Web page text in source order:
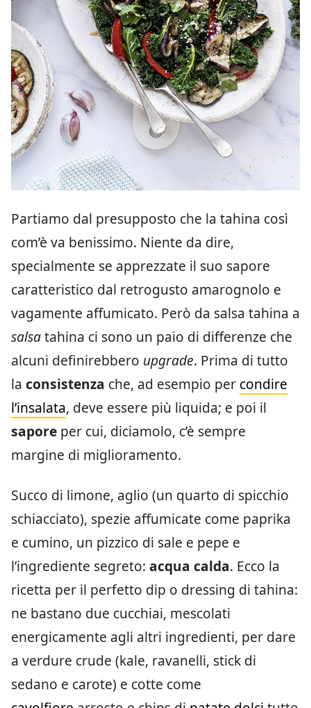
Partiamo dal presupposto che la tahina così
com’è va benissimo. Niente da dire,
specialmente se apprezzate il suo sapore
caratteristico dal retrogusto amarognolo e
vagamente affumicato. Però da salsa tahina a
salsatahina ci sono un paio di differenze che
alcuni definirebbero upgrade. Prima di tutto
la consistenza che, ad esempio per condire
l’insalata, deve essere più liquida; e poi il
sapore per cui, diciamolo, c’è sempre
margine di miglioramento.
Succo di limone, aglio (un quarto di spicchio
schiacciato), spezie affumicate come paprika
e cumino, un pizzico di sale e pepe e
l’ingrediente segreto: acqua calda. Ecco la
ricetta per il perfetto dip o dressing di tahina:
ne bastano due cucchiai, mescolati
energicamente agli altri ingredienti, per dare
a verdure crude (kale, ravanelli, stick di
sedano e carote) e cotte come